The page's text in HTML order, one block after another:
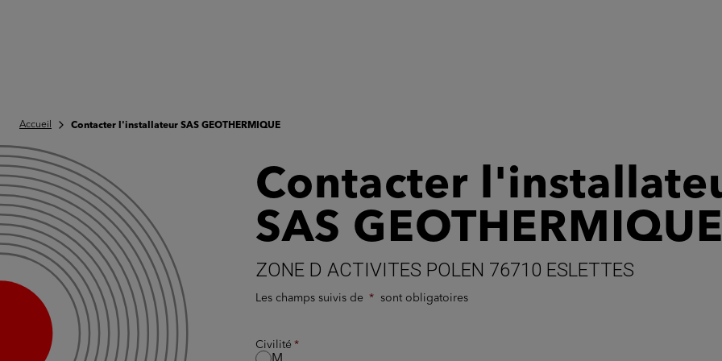
Accueil Contacter l'installateur SAS GEOTHERMIQUE
Contacter
SAS
ZONE D ACTIVITES POLEN 76710 ESLETTES
Les champs suivis de sont obligatoires
Civilité